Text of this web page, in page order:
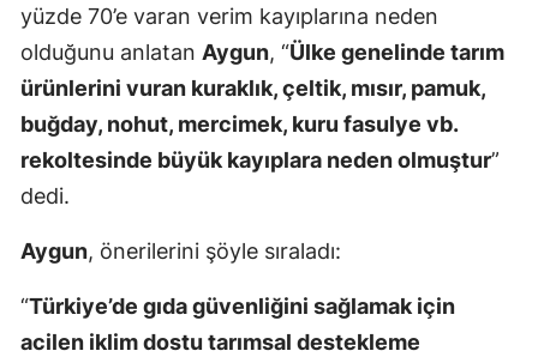
yüzde 70’e varan verim kayıplarına neden
olduğunu anlatan Aygun, “Ülke genelinde tarım
ürünlerini vuran kuraklık, çeltik, mısır, pamuk,
buğday, nohut, mercimek, kuru fasulye vb.
rekoltesinde büyük kayıplara neden olmuştur”
dedi.
Aygun, önerilerini şöyle sıraladı:
“Türkiye’de gıda güvenliğini sağlamak için
acilen iklim dostu tarımsal destekleme